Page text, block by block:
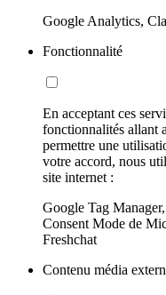
Google Analytics,
Fonctionnalité
En acceptant ces
fonctionnalités allant
permettre une
votre accord, nous
site internet :
Google Tag
Consent Mode de
Freshchat
Contenu média